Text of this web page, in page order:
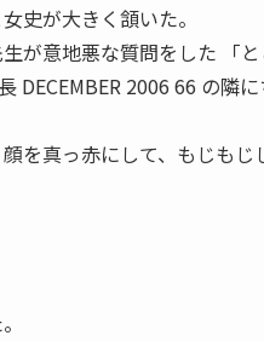
史が大きく頷いた。
が意地悪な質問をした 「
DECEMBER 2006 66 の隣
を真っ赤にして、もじもじ